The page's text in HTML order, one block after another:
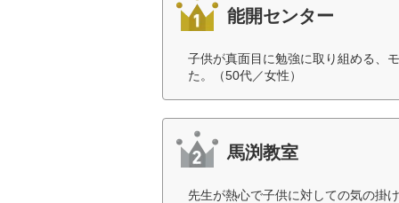
能開センター
子供が真面目に勉強に取り組める、
た。（50代／女性）
馬渕教室
先生が熱心で子供に対しての気の掛